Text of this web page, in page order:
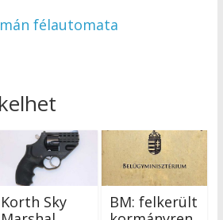
félautomata
Korth Sky
BM: felkerült